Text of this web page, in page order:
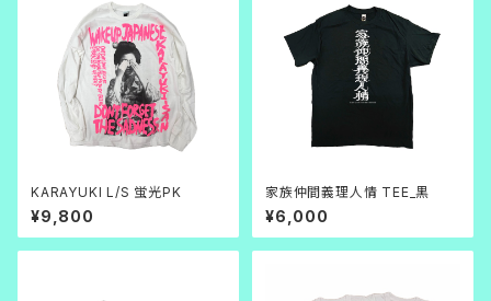
KARAYUKI L/S 蛍光PK
¥9,800
家族仲間義理人情 TEE_黒
¥6,000